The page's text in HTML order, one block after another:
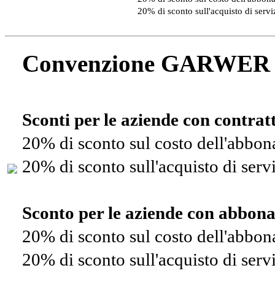
20% di sconto sull'acquisto di
Convenzione
Sconti per le aziende con
20% di sconto sul costo
20% di sconto sull'acquisto di
Sconto per le aziende con
20% di sconto sul costo
20% di sconto sull'acquisto di